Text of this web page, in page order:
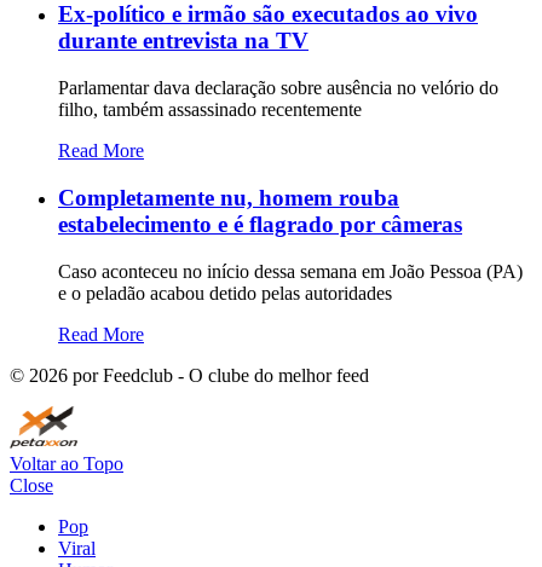
Ex-político e irmão são executados ao vivo
durante entrevista na TV
Parlamentar dava declaração sobre ausência no velório do
filho, também assassinado recentemente
Read More
Completamente nu, homem rouba
estabelecimento e é flagrado por câmeras
Caso aconteceu no início dessa semana em João Pessoa (PA)
e o peladão acabou detido pelas autoridades
Read More
© 2026 por Feedclub - O clube do melhor feed
Voltar ao Topo
Close
Pop
Viral